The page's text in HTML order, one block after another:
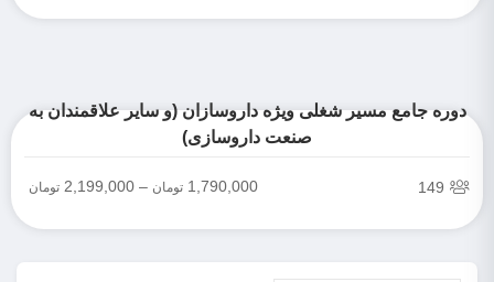
دوره جامع مسیر شغلی ویژه داروسازان (و سایر علاقمندان به
صنعت داروسازی)
149
1,790,000 تومان –
2,199,000 تومان